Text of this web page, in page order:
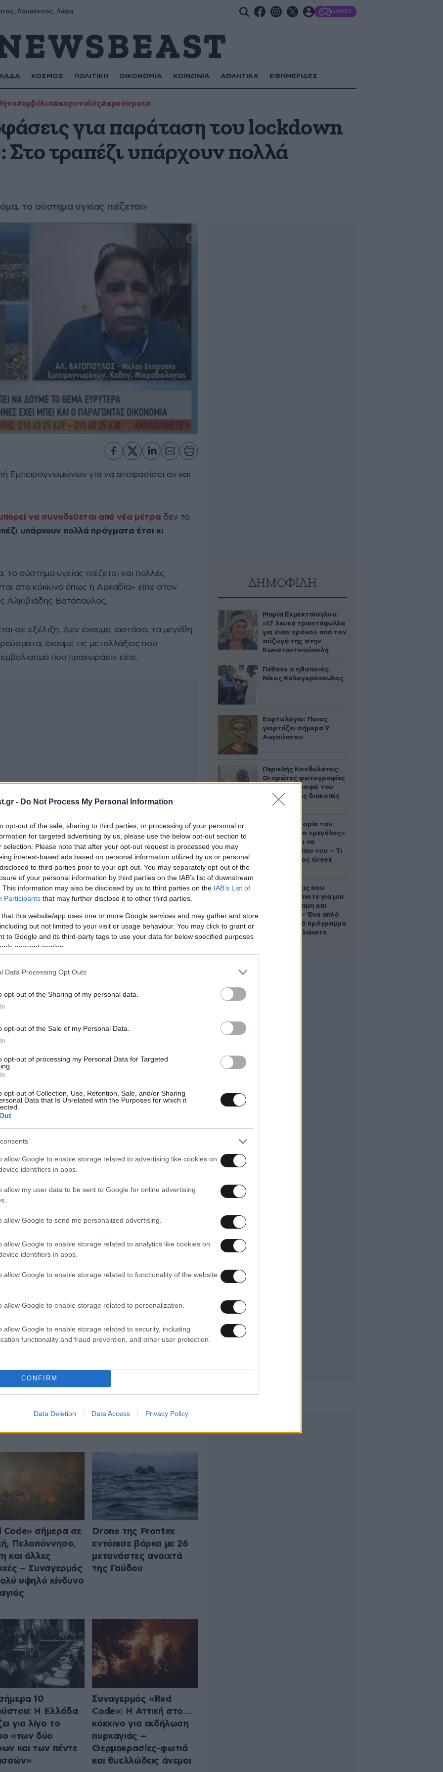
- Do Not Process My Personal Information
opt-out of the sale, sharing to third parties, or processing of your personal or
for targeted advertising by us, please use the below opt-out section to
selection. Please note that after your opt-out request is processed you may
interest-based ads based on personal information utilized by us or personal
to third parties prior to your opt-out. You may separately opt-out of the
of your personal information by third parties on the IAB’s list of downstream
This information may also be disclosed by us to third parties on the IAB’s List of
Participants that may further disclose it to other third parties.
that this website/app uses one or more Google services and may gather and store
but not limited to your visit or usage behaviour. You may click to grant or
to Google and its third-party tags to use your data for below specified purposes
consent section.
Data Processing Opt Outs
opt-out of the Sharing of my personal data.
opt-out of the Sale of my Personal Data.
opt-out of processing my Personal Data for Targeted
opt-out of Collection, Use, Retention, Sale, and/or Sharing
Data that Is Unrelated with the Purposes for which it
allow Google to enable storage related to advertising like cookies on
identifiers in apps.
allow my user data to be sent to Google for online advertising
allow Google to send me personalized advertising.
allow Google to enable storage related to analytics like cookies on
identifiers in apps.
allow Google to enable storage related to functionality of the website
allow Google to enable storage related to personalization.
allow Google to enable storage related to security, including
functionality and fraud prevention, and other user protection.
CONFIRM
Data Deletion Data Access Privacy Policy
Λαυρέντιος, Λώρα GAMES
ΚΟΣΜΟΣ ΠΟΛΙΤΙΚΗ ΟΙΚΟΝΟΜΙΑ ΚΟΙΝΩΝΙΑ ΑΘΛΗΤΙΚΑ ΕΦΗΜΕΡΙΔΕΣ
#εμβόλια#κορονοϊός#κρούσματα
για παράταση του lockdown
Στο τραπέζι υπάρχουν πολλά
το σύστημα υγείας πιέζεται»
Εμπειρογνωμώνων για να αποφασίσει αν και
να συνοδεύεται από νέα μέτρα δεν το
υπάρχουν πολλά πράγματα έτσι κι
σύστημα υγείας πιέζεται και πολλές
στο κόκκινο όπως η Αρκαδία» είπε στον
Αλκιβιάδης Βατόπουλος.
σε εξέλιξη. Δεν έχουμε, ωστόσο, τα μεγέθη
έχουμε τις μεταλλάξεις που
που προχωράει» είπε.
το πόσο θα παραταθεί το lockdown και
τα
να ζητάμε εφαρμογή των μέτρων.
αύξηση».
στα εμβόλια. «Για μένα το βασικό είναι
όσο το δυνατόν πιο γρήγορα και να
διανομή» τόνισε, επισημαίνοντας ότι τα μέτρα
ασφαλές και στο ρεαλιστικό.
ΔΗΜΟΦΙΛΗ
Μαρία Εκμεκτσίογλου:
«17 λευκά τριαντάφυλλα
για έναν χρόνο» από τον
σύζυγό της στην
Κωνσταντινούπολη
Πέθανε ο ηθοποιός,
Νίκος Καλογερόπουλος
Εορτολόγιο: Ποιος
γιορτάζει σήμερα 9
Αυγούστου
Περικλής Κονδυλάτος:
Οι πρώτες φωτογραφίες
με τη σύντροφό του
Ελίνα από τις διακοπές
τους
Η αυτοκρατορία του
«Έντικ» και ο «μεγάλος»
που φέρεται να
βρίσκεται πίσω του – Τι
ορίζει ο όρος Greek
Οι 5 ασκήσεις που
πρέπει να κάνετε για μια
ζωή με δύναμη και
αυτονομία – Ένα απλό
αλλά ιδανικό πρόγραμμα
καθώς μεγαλώνετε
ΕΛΛΑΔΑ
Code» σήμερα σε
Πελοπόννησο,
και άλλες
– Συναγερμός
υψηλό κίνδυνο
Drone της Frontex
εντόπισε βάρκα με 26
μετανάστες ανοιχτά
της Γαύδου
10
Η Ελλάδα
για λίγο το
«των δύο
και των πέντε
Συναγερμός «Red
Code»: Η Αττική στο…
κόκκινο για εκδήλωση
πυρκαγιάς –
Θερμοκρασίες-φωτιά
και θυελλώδεις άνεμοι